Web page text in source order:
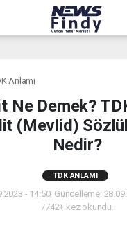
Anlamı
Ne Demek?
(Mevlid)
Nedir?
TDK ANLAMI
- 14:50, Güncelleme:
7742+ kez okundu.